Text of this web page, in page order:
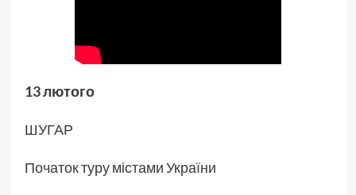
13 лютого
ШУГАР
Початок туру містами України